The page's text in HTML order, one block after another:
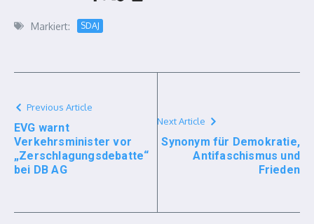
Markiert: SDAJ
Previous Article
EVG warnt
Verkehrsminister vor
„Zerschlagungsdebatte“
bei DB AG
Next Article
Synonym für Demokratie,
Antifaschismus und
Frieden